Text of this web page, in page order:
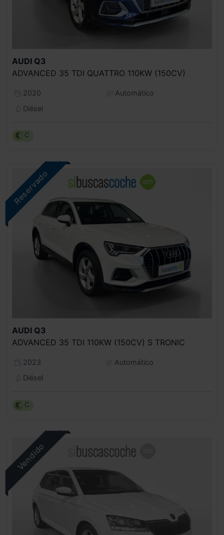
AUDI Q3
ADVANCED 35 TDI QUATTRO 110KW (150CV)
2020
Automático
Diésel
C
AUDI Q3
ADVANCED 35 TDI 110KW (150CV) S TRONIC
2023
Automático
Diésel
C